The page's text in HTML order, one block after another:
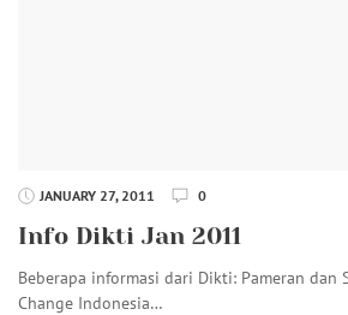
JANUARY 27, 2011 0
Info Dikti Jan 2011
Beberapa informasi dari Dikti: Pameran dan
Change Indonesia…